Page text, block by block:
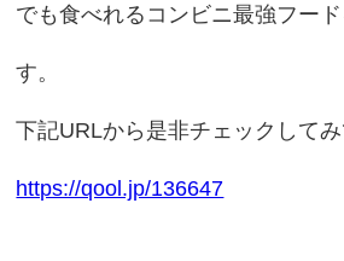
でも食べれるコンビニ最強フー
す。
下記URLから是非チェックしてみ
https://qool.jp/136647